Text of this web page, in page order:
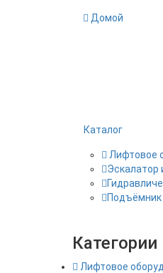
Домой
Каталог
Лифтовое
Эскалатор
Категории
Лифтовое